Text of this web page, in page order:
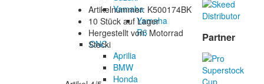
Yamaha
Yamaha
R6
CNC
Aprilia
BMW
Honda
Artikelnummer: K500174BK
10 Stück auf Lager
Hergestellt von: Motorrad
Stecki
Partner